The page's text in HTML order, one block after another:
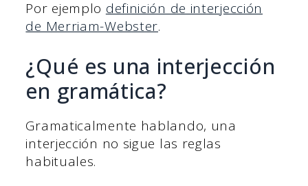
Por ejemplo definición de interjección
de Merriam-Webster.
¿Qué es una interjección
en gramática?
Gramaticalmente hablando, una
interjección no sigue las reglas
habituales.